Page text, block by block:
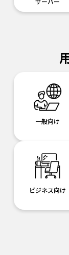
サーバー
一般向け
ビジネス向け